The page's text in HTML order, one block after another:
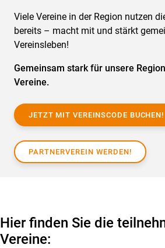
Viele Vereine in der Region nutzen
bereits – macht mit und stärkt
Vereinsleben!
Gemeinsam stark für unsere
Vereine.
JETZT MIT VEREINSCODE BUCHEN!
PARTNERVEREIN WERDEN!
Hier finden Sie die
Vereine: